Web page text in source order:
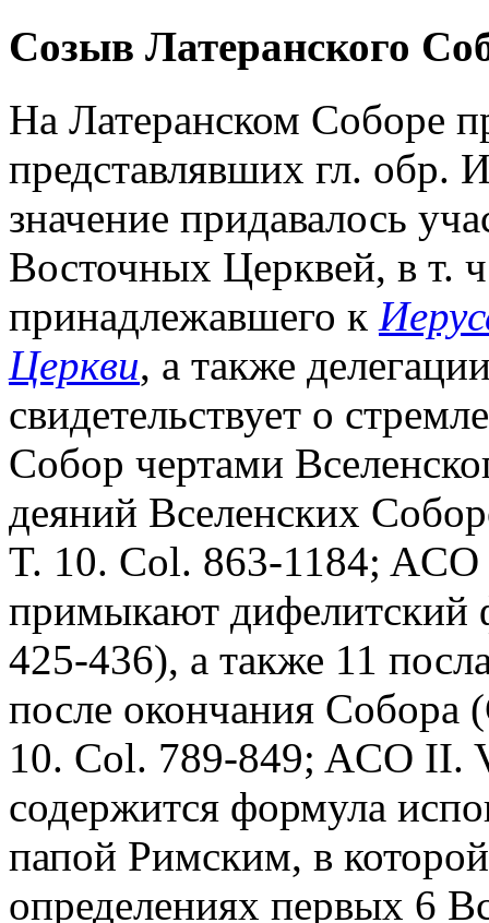
Созыв Латеранского
На Латеранском Соборе
представлявших гл.
значение придавалось
Восточных Церквей, в т.
принадлежавшего к
Церкви, а также
свидетельствует о
Собор чертами
деяний Вселенских
T. 10. Col. 863-1184;
примыкают дифелитский
425-436), а также 11
после окончания Собора
10. Col. 789-849; ACO II.
содержится формула
папой Римским, в
определениях первых 6